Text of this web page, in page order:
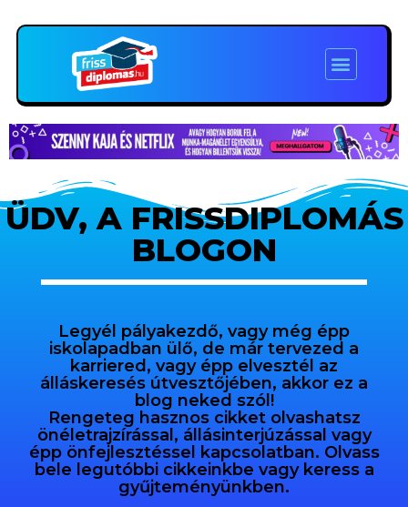
ÜDV, A FRISSDIPLOMÁS
BLOGON
Legyél pályakezdő, vagy még épp
iskolapadban ülő, de már tervezed a
karriered, vagy épp elvesztél az
álláskeresés útvesztőjében, akkor ez a
blog neked szól!
Rengeteg hasznos cikket olvashatsz
önéletrajzírással, állásinterjúzással vagy
épp önfejlesztéssel kapcsolatban. Olvass
bele legutóbbi cikkeinkbe vagy keress a
gyűjteményünkben.